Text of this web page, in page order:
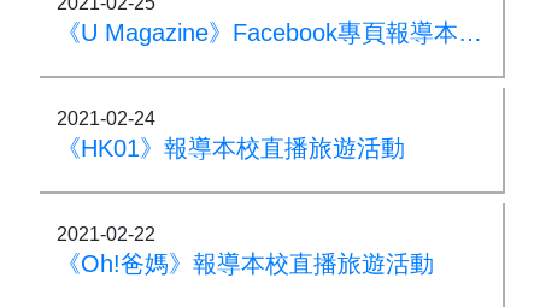
《U Magazine》Facebook專頁報導本校直播旅遊活動
2021-02-24
《HK01》報導本校直播旅遊活動
2021-02-22
《Oh!爸媽》報導本校直播旅遊活動